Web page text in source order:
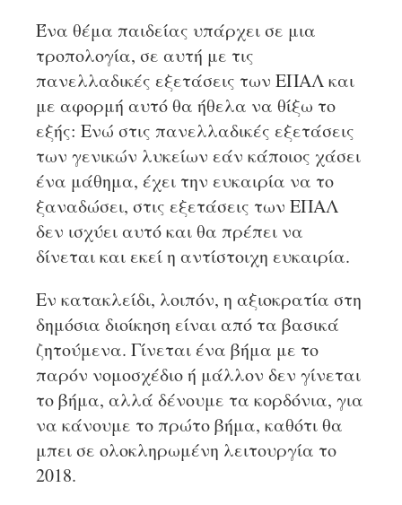
Ένα θέμα παιδείας υπάρχει σε μια
τροπολογία, σε αυτή με τις
πανελλαδικές εξετάσεις των ΕΠΑΛ και
με αφορμή αυτό θα ήθελα να θίξω το
εξής: Ενώ στις πανελλαδικές εξετάσεις
των γενικών λυκείων εάν κάποιος χάσει
ένα μάθημα, έχει την ευκαιρία να το
ξαναδώσει, στις εξετάσεις των ΕΠΑΛ
δεν ισχύει αυτό και θα πρέπει να
δίνεται και εκεί η αντίστοιχη ευκαιρία.
Εν κατακλείδι, λοιπόν, η αξιοκρατία στη
δημόσια διοίκηση είναι από τα βασικά
ζητούμενα. Γίνεται ένα βήμα με το
παρόν νομοσχέδιο ή μάλλον δεν γίνεται
το βήμα, αλλά δένουμε τα κορδόνια, για
να κάνουμε το πρώτο βήμα, καθότι θα
μπει σε ολοκληρωμένη λειτουργία το
2018.